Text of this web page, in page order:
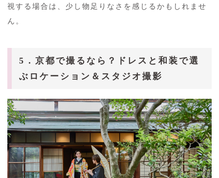
視する場合は、少し物足りなさを感じるかもしれませ
ん。
5．京都で撮るなら？ドレスと和装で選
ぶロケーション＆スタジオ撮影